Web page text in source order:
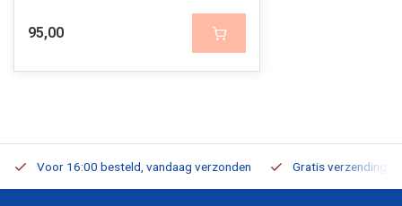
95,00
Voor 16:00 besteld, vandaag verzonden Gratis verzending